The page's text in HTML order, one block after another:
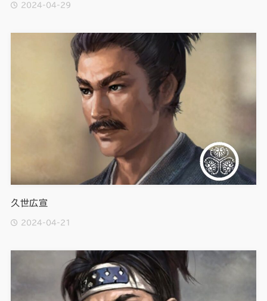
2024-04-29
久世広宣
2024-04-21